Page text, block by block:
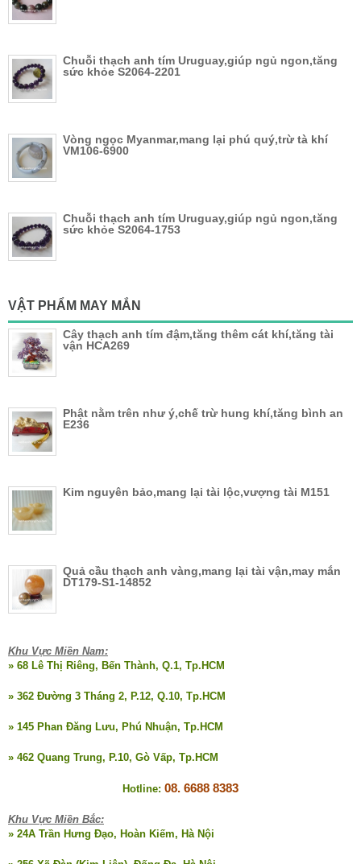
Chuỗi thạch anh tím Uruguay,giúp ngủ ngon,tăng
sức khỏe S2064-2201
Vòng ngọc Myanmar,mang lại phú quý,trừ tà khí
VM106-6900
Chuỗi thạch anh tím Uruguay,giúp ngủ ngon,tăng
sức khỏe S2064-1753
VẬT PHẨM MAY MẮN
Cây thạch anh tím đậm,tăng thêm cát khí,tăng tài
vận HCA269
Phật nằm trên như ý,chế trừ hung khí,tăng bình an
E236
Kim nguyên bảo,mang lại tài lộc,vượng tài M151
Quả cầu thạch anh vàng,mang lại tài vận,may mắn
DT179-S1-14852
Khu Vực Miền Nam:
» 68 Lê Thị Riêng, Bến Thành, Q.1, Tp.HCM
» 362 Đường 3 Tháng 2, P.12, Q.10, Tp.HCM
» 145 Phan Đăng Lưu, Phú Nhuận, Tp.HCM
» 462 Quang Trung, P.10, Gò Vấp, Tp.HCM
Hotline: 08. 6688 8383
Khu Vực Miền Bắc:
» 24A Trần Hưng Đạo, Hoàn Kiếm, Hà Nội